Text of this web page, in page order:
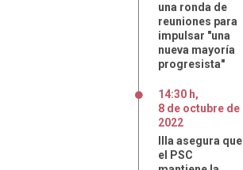
una ronda de
reuniones para
impulsar "una
nueva mayoría
progresista"
14:30 h,
8 de octubre de
2022
Illa asegura que
el PSC